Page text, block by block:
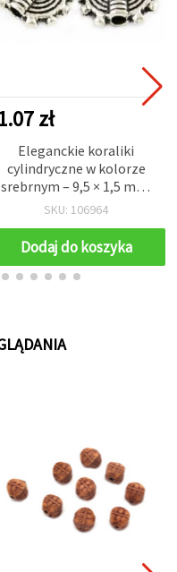
zł
Eleganckie koraliki
cylindryczne w kolorze
srebrnym – 9,5 × 1,5 mm,
otwór 1,5 mm, zestaw 10
bransoletek, naszyjników,
kolczyków i akcentów
beadingu
SKU: 106964
Dodaj do koszyka